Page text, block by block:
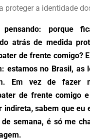
proteger a identidade
porque
atrás de medida
de frente comigo?
estamos no Brasil, as
Em vez de fazer
de frente comigo
indireta, sabem que eu
semana, é só me